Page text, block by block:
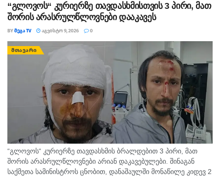
“გლოვოს“ კურიერზე თავდასხმისთვის 3 პირი, მათ
შორის არასრულწლოვნები დააკავეს
BYᲛᲔᲒᲐ TV ᲐᲒᲕᲘᲡᲢᲝ 9, 2026 0
ᲛᲗᲐᲕᲐᲠᲘ
“გლოვოს“ კურიერზე თავდასხმის ბრალდებით 3 პირი, მათ
შორის არასრულწლოვნები არიან დაკავებულები. შინაგან
საქმეთა სამინისტროს ცნობით, დანაშაულში მონაწილე კიდევ 2